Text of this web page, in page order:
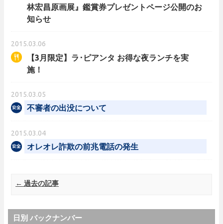
林宏昌原画展』鑑賞券プレゼントページ公開のお
知らせ
2015.03.06
【3月限定】ラ･ピアンタ お得な夜ランチを実
施！
2015.03.05
不審者の出没について
2015.03.04
オレオレ詐欺の前兆電話の発生
Post navigation
← 過去の記事
日別 バックナンバー